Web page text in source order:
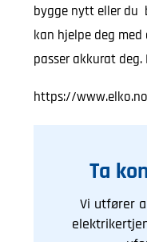
bygge nytt eller du
kan hjelpe deg
passer akkurat
https://www.elko.no
Ta
Vi utfører